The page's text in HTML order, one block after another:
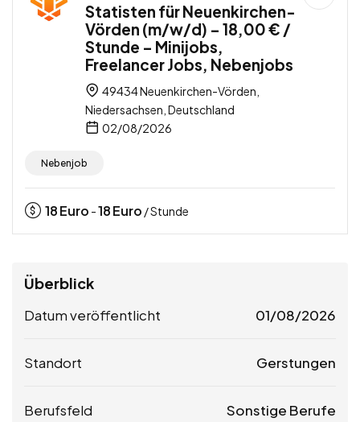
Statisten für Neuenkirchen-
Vörden (m/w/d) – 18,00 € /
Stunde – Minijobs,
Freelancer Jobs, Nebenjobs
49434 Neuenkirchen-Vörden,
Niedersachsen, Deutschland
02/08/2026
Nebenjob
18Euro -18Euro / Stunde
Überblick
Datum veröffentlicht 01/08/2026
Standort Gerstungen
Berufsfeld Sonstige Berufe